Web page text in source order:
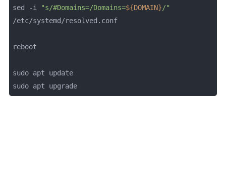
sed -i
"s/#Domains=/Domains=${DOMAIN}/"
/etc/systemd/resolved.conf
reboot
sudo apt update
sudo apt upgrade